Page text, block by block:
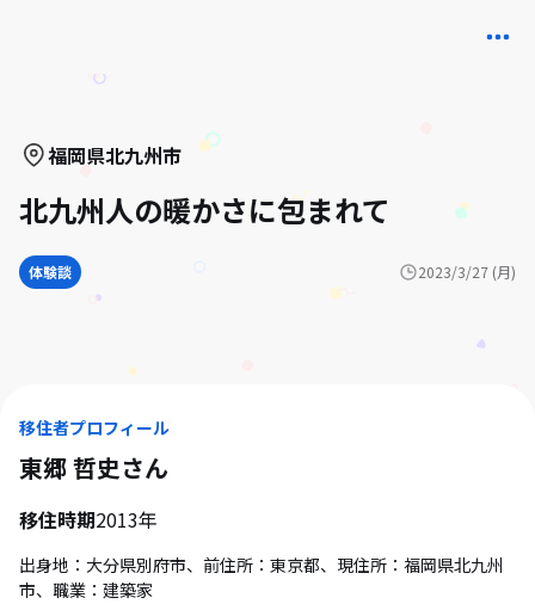
福岡県北九州市
北九州人の暖かさに包まれて
体験談 2023/3/27 (月)
移住者プロフィール
東郷 哲史さん
移住時期2013年
出身地：大分県別府市、前住所：東京都、現住所：福岡県北九州
市、職業：建築家